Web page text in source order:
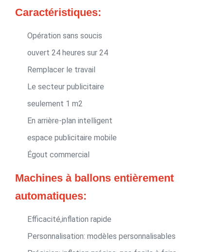
Caractéristiques:
Opération sans soucis
ouvert 24 heures sur 24
Remplacer le travail
Le secteur publicitaire
seulement 1 m2
En arrière-plan intelligent
espace publicitaire mobile
Égout commercial
Machines à ballons entièrement
automatiques:
Efficacité,inflation rapide
Personnalisation: modèles personnalisables